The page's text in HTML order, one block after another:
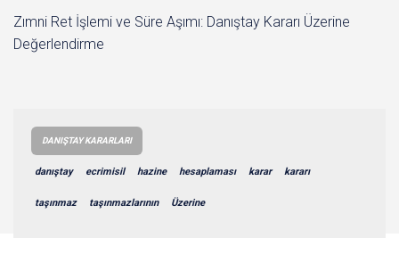
Zımni Ret İşlemi ve Süre Aşımı: Danıştay Kararı Üzerine
Değerlendirme
DANIŞTAY KARARLARI
danıştay ecrimisil hazine hesaplaması karar kararı
taşınmaz taşınmazlarının Üzerine